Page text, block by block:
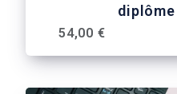
diplôme
54,00 €